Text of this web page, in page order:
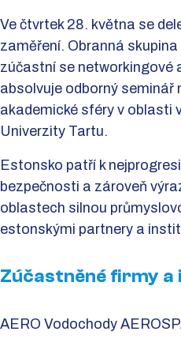
Ve čtvrtek 28. května se
zaměření. Obranná
zúčastní se networkingové
absolvuje odborný seminář
akademické sféry v oblasti
Univerzity Tartu.
Estonsko patří k
bezpečnosti a zároveň
oblastech silnou
estonskými partnery a
Zúčastněné firmy
AERO Vodochody